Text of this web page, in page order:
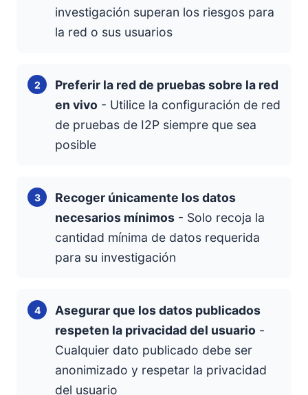
investigación superan los riesgos para
la red o sus usuarios
Preferir la red de pruebas sobre la red
en vivo - Utilice la configuración de red
de pruebas de I2P siempre que sea
posible
Recoger únicamente los datos
necesarios mínimos - Solo recoja la
cantidad mínima de datos requerida
para su investigación
Asegurar que los datos publicados
respeten la privacidad del usuario -
Cualquier dato publicado debe ser
anonimizado y respetar la privacidad
del usuario